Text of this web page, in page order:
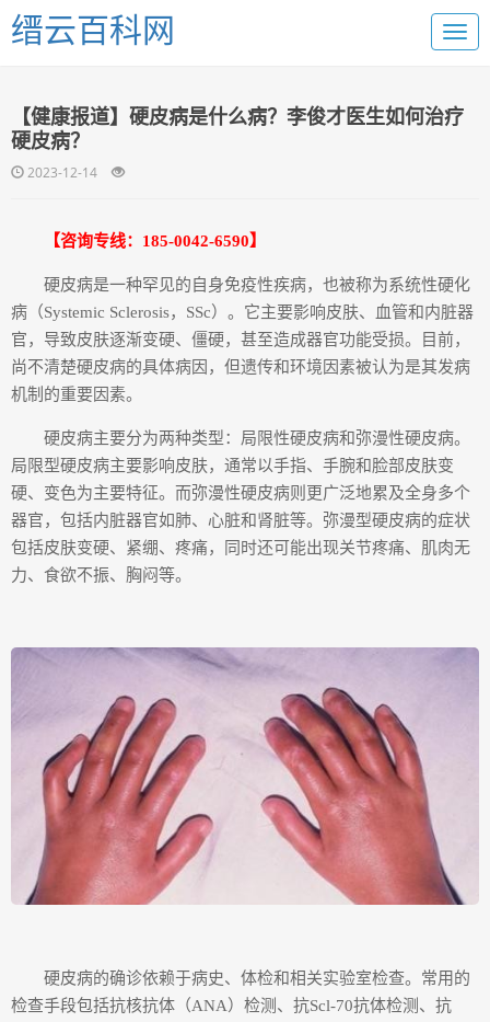
缙云百科网
【健康报道】硬皮病是什么病？李俊才医生如何治疗
硬皮病？
2023-12-14
【咨询专线：185-0042-6590】
硬皮病是一种罕见的自身免疫性疾病，也被称为系统性硬化
病（Systemic Sclerosis，SSc）。它主要影响皮肤、血管和内脏器
官，导致皮肤逐渐变硬、僵硬，甚至造成器官功能受损。目前，
尚不清楚硬皮病的具体病因，但遗传和环境因素被认为是其发病
机制的重要因素。
硬皮病主要分为两种类型：局限性硬皮病和弥漫性硬皮病。
局限型硬皮病主要影响皮肤，通常以手指、手腕和脸部皮肤变
硬、变色为主要特征。而弥漫性硬皮病则更广泛地累及全身多个
器官，包括内脏器官如肺、心脏和肾脏等。弥漫型硬皮病的症状
包括皮肤变硬、紧绷、疼痛，同时还可能出现关节疼痛、肌肉无
力、食欲不振、胸闷等。
硬皮病的确诊依赖于病史、体检和相关实验室检查。常用的
检查手段包括抗核抗体（ANA）检测、抗Scl-70抗体检测、抗